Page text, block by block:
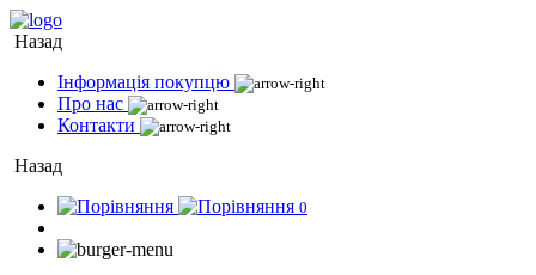
Назад
Інформація покупцю
Про нас
Контакти
Назад
0